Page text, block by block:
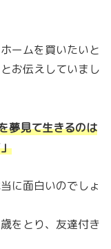
ームを買いたいと
お伝えしていまし
夢見て生きるのは
に面白いのでしょ
をとり、友達付き